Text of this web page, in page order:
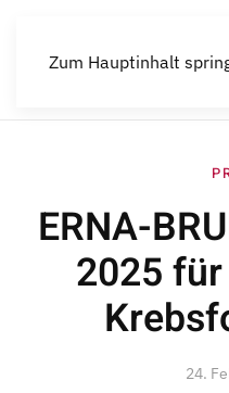
Zum Hauptinhalt
ERNA-
2025
24.